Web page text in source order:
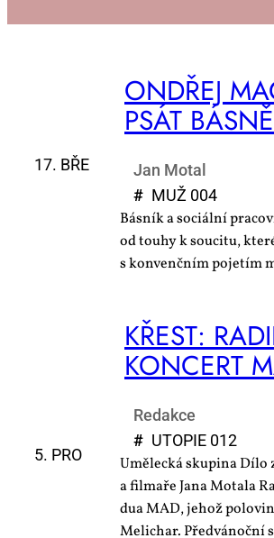
17. BŘE
ON­DŘEJ
PSÁT BÁS­NĚ
Jan Motal
# MUŽ 004
Básník a sociální
od touhy k soucitu,
s konvenčním pojetím
5. PRO
KŘEST:
KON­CERT
Redakce
# UTO­PIE 012
Umě­lec­ká sku­pi­na
a fil­ma­ře Ja­na Mo­ta­la
dua MAD, je­hož
Me­li­char. Před­vá­noč­ní